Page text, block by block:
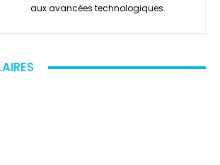
aux avancées technologiques.